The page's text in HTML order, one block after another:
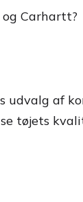
Carhartt?
udvalg af
tøjets